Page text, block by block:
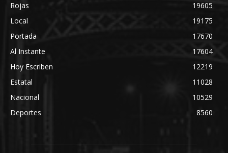
Rojas
19605
Local
19175
Portada
17670
Al Instante
17604
Hoy Escriben
12219
Estatal
11028
Nacional
10529
Deportes
8560